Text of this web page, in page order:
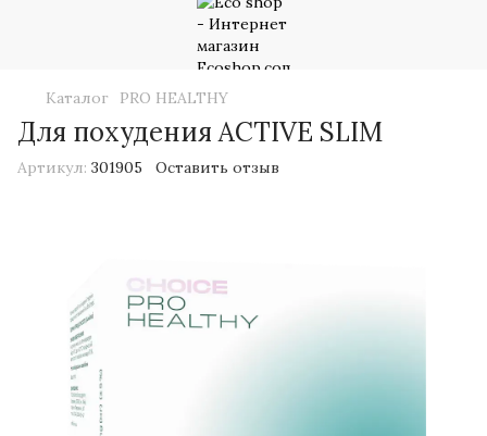
Каталог PRO HEALTHY
Для похудения ACTIVE SLIM
Артикул: 301905 Оставить отзыв